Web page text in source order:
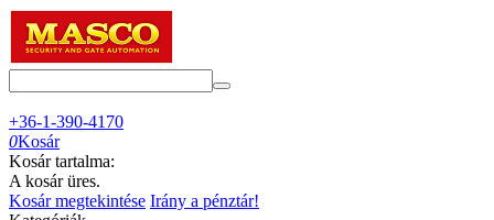
+36-1-390-4170
0Kosár
Kosár tartalma:
A kosár üres.
Kosár megtekintése Irány a pénztár!